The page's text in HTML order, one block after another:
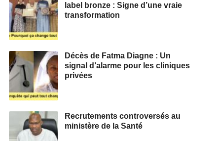
label bronze : Signe d’une vraie
transformation
Décès de Fatma Diagne : Un
signal d’alarme pour les cliniques
privées
Recrutements controversés au
ministère de la Santé